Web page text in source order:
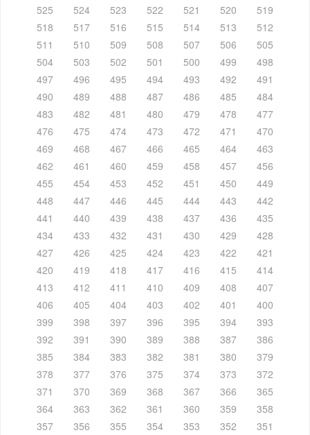
525
524 523 522 521 520
519
518
517 516 515 514 513
512
511
510 509 508 507 506
505
504
503 502 501 500 499
498
497
496 495 494 493 492
491
490
489 488 487 486 485
484
483
482 481 480 479 478
477
476
475 474 473 472 471
470
469
468 467 466 465 464
463
462
461 460 459 458 457
456
455
454 453 452 451 450
449
448
447 446 445 444 443
442
441
440 439 438 437 436
435
434
433 432 431 430 429
428
427
426 425 424 423 422
421
420
419 418 417 416 415
414
413
412 411 410 409 408
407
406
405 404 403 402 401
400
399
398 397 396 395 394
393
392
391 390 389 388 387
386
385
384 383 382 381 380
379
378
377 376 375 374 373
372
371
370 369 368 367 366
365
364
363 362 361 360 359
358
357
356 355 354 353 352
351